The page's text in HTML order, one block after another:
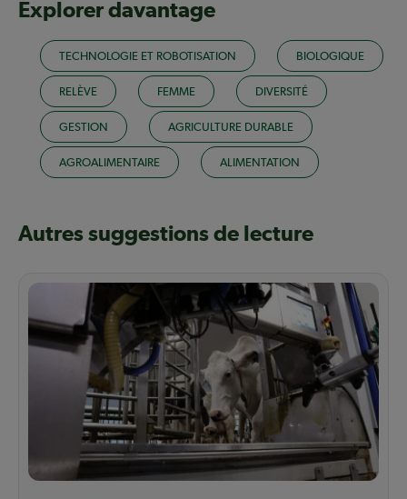
Explorer davantage
TECHNOLOGIE ET ROBOTISATION BIOLOGIQUE
RELÈVE FEMME DIVERSITÉ
GESTION AGRICULTURE DURABLE
AGROALIMENTAIRE ALIMENTATION
Autres suggestions de lecture